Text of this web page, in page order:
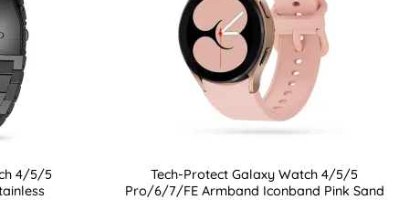
4/5/5
Tech-Protect Galaxy Watch 4/5/5
Pro/6/7/FE Armband Iconband Pink Sand